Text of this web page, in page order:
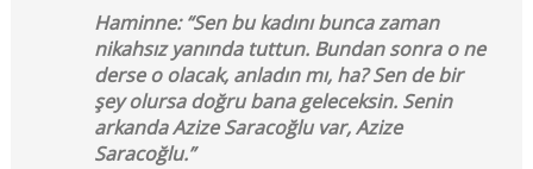
Haminne: “Sen bu kadını bunca zaman
nikahsız yanında tuttun. Bundan sonra o ne
derse o olacak, anladın mı, ha? Sen de bir
şey olursa doğru bana geleceksin. Senin
arkanda Azize Saracoğlu var, Azize
Saracoğlu.”